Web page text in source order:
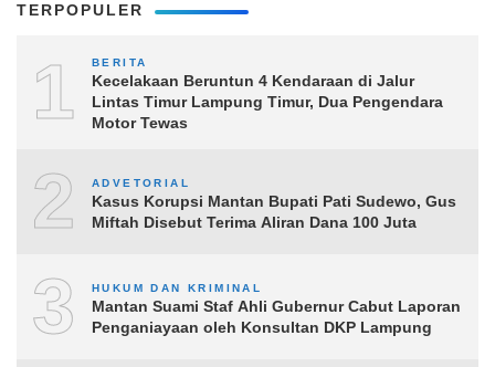
TERPOPULER
1 BERITA
Kecelakaan Beruntun 4 Kendaraan di Jalur
Lintas Timur Lampung Timur, Dua Pengendara
Motor Tewas
2 ADVETORIAL
Kasus Korupsi Mantan Bupati Pati Sudewo, Gus
Miftah Disebut Terima Aliran Dana 100 Juta
3 HUKUM DAN KRIMINAL
Mantan Suami Staf Ahli Gubernur Cabut Laporan
Penganiayaan oleh Konsultan DKP Lampung